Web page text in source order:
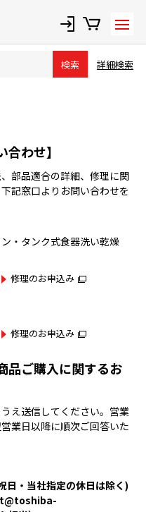
検索 詳細検索
わせ】
部品適合の詳細、修理に関
記窓口よりお問い合わせを
・タンク式食器洗い乾燥
修理のお申込み
修理のお申込み
品ご購入に関するお
え送信してください。営業
業日以降に順次ご回答いた
日・当社指定の休日は除く)